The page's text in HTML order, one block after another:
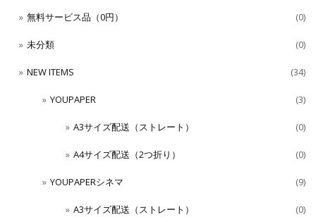
無料サービス品（0円） (0)
未分類 (0)
NEW ITEMS (34)
YOUPAPER (3)
A3サイズ配送（ストレート） (0)
A4サイズ配送（2つ折り） (0)
YOUPAPERシネマ (9)
A3サイズ配送（ストレート） (0)